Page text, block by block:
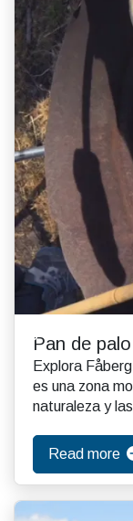
Pan de
Explora
es una zona
naturaleza y
Read more